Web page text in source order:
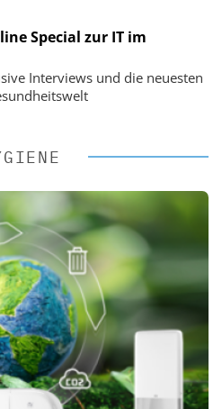
Special zur IT im
Interviews und die neuesten